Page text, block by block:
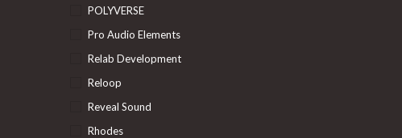
POLYVERSE
Pro Audio Elements
Relab Development
Reloop
Reveal Sound
Rhodes